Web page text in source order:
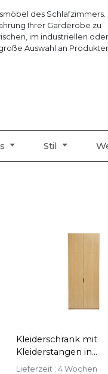
des Schlafzimmers.
Ihrer Garderobe zu
im industriellen
Auswahl an
Stil
Kleiderschrank mit
Kleiderstangen in
Eichenholzoptik L90
Lieferzeit : 4 Wochen